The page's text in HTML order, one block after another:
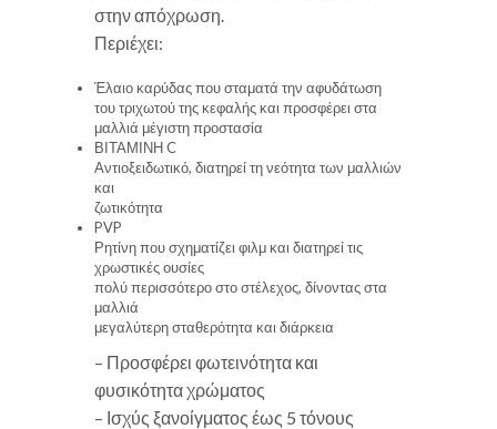
στην απόχρωση.
Περιέχει:
Έλαιο καρύδας που σταματά την αφυδάτωση
του τριχωτού της κεφαλής και προσφέρει στα
μαλλιά μέγιστη προστασία
ΒΙΤΑΜΙΝΗ C
Αντιοξειδωτικό, διατηρεί τη νεότητα των μαλλιών
και
ζωτικότητα
PVP
Ρητίνη που σχηματίζει φιλμ και διατηρεί τις
χρωστικές ουσίες
πολύ περισσότερο στο στέλεχος, δίνοντας στα
μαλλιά
μεγαλύτερη σταθερότητα και διάρκεια
– Προσφέρει φωτεινότητα και
φυσικότητα χρώματος
– Ισχύς ξανοίγματος έως 5 τόνους